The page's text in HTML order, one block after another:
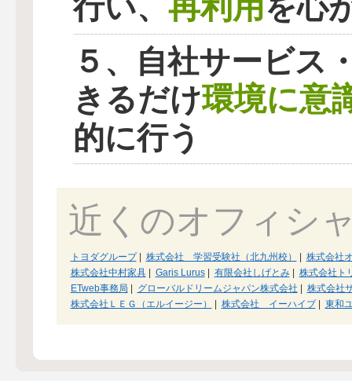
行い、 再利用を心
５、自社サービス
きるだけ環境に意
的に行う
近くのオフィシ
トヨダグループ| 株式会社 学習受験社（北九州校）
株式会社
株式会社中村家具| Garis Lurus| 有限会社しげとみ|
株式会社ト
ETweb事務局
グローバルドリームジャパン株式会社
株式会社
株式会社ＬＥＧ（エルイージー）
株式会社 イーハイブ| 東和